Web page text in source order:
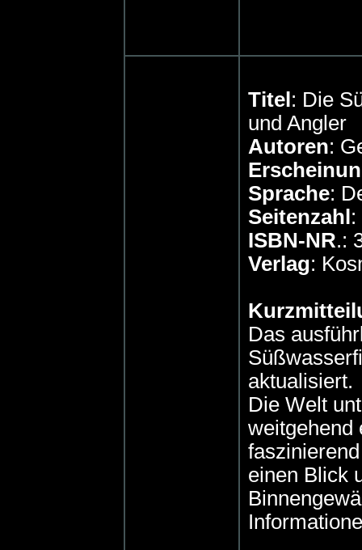
Titel : Die
und Angler
Autoren:
Sprache:
Seitenzahl :
ISBN-NR.:
Verlag:
Das
aktualisiert.
Die Welt
weitgehend
einen Blick